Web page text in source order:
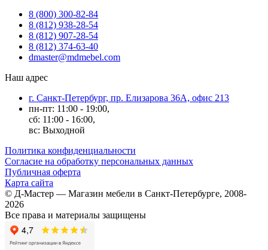
8 (800) 300-82-84
8 (812) 938-28-54
8 (812) 907-28-54
8 (812) 374-63-40
dmaster@mdmebel.com
Наш адрес
г. Санкт-Петербург, пр. Елизарова 36А, офис 213
пн-пт: 11:00 - 19:00,
сб: 11:00 - 16:00,
вс: Выходной
Политика конфиденциальности
Согласие на обработку персональных данных
Публичная оферта
Карта сайта
© Д-Мастер — Магазин мебели в Санкт-Петербурге, 2008-
2026
Все права и материалы защищены